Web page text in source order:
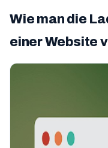
Wie man die
einer Website